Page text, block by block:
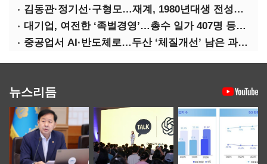
김동관·정기선·구형모…재계, 1980년대생 전성시대
대기업, 여전한 ‘족벌경영’…총수 일가 407명 등기임원
중공업서 AI·반도체로…두산 ‘체질개선’ 남은 과제는
뉴스리듬